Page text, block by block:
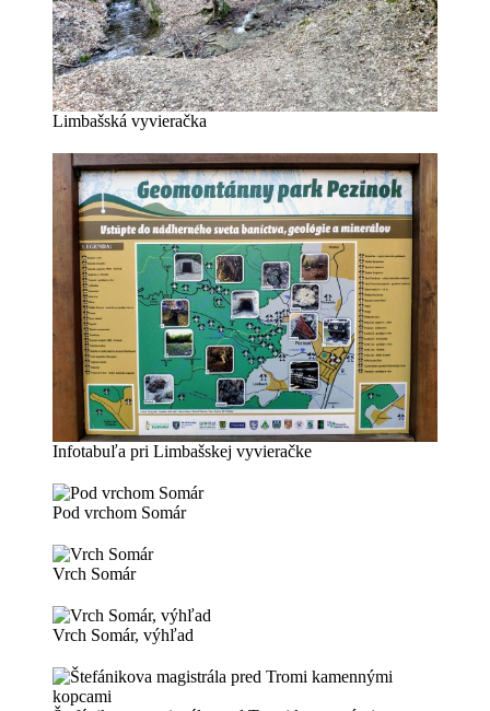
Limbašská vyvieračka
Infotabuľa pri Limbašskej vyvieračke
Pod vrchom Somár
Vrch Somár
Vrch Somár, výhľad